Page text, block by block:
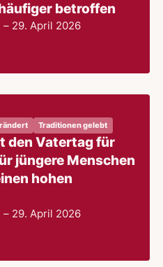
betroffen
29. April 2026
Traditionen gelebt
den Vatertag für
jüngere Menschen
hohen
29. April 2026